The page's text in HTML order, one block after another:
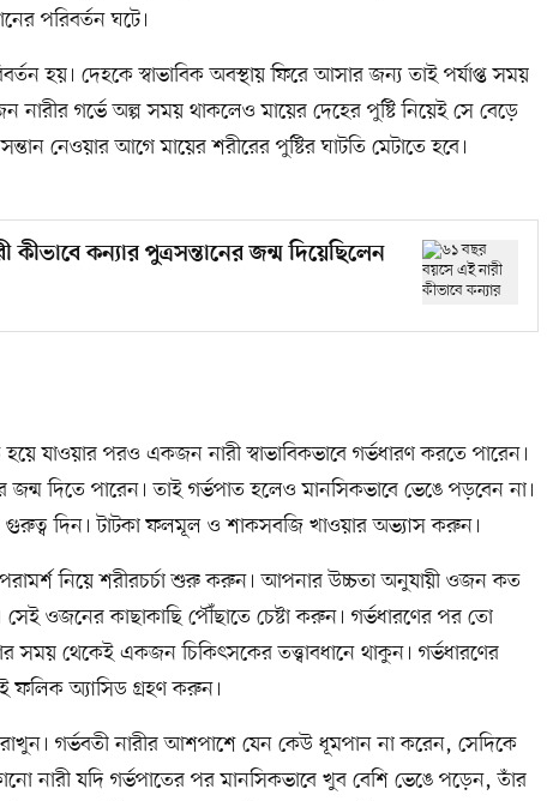
পরিবর্তন ঘটে।
হয়। দেহকে স্বাভাবিক অবস্থায় ফিরে আসার জন্য তাই পর্যাপ্ত সময়
নারীর গর্ভে অল্প সময় থাকলেও মায়ের দেহের পুষ্টি নিয়েই সে বেড়ে
নেওয়ার আগে মায়ের শরীরের পুষ্টির ঘাটতি মেটাতে হবে।
কন্যার পুত্রসন্তানের জন্ম দিয়েছিলেন
যাওয়ার পরও একজন নারী স্বাভাবিকভাবে গর্ভধারণ করতে পারেন।
জন্ম দিতে পারেন। তাই গর্ভপাত হলেও মানসিকভাবে ভেঙে পড়বেন না।
গুরুত্ব দিন। টাটকা ফলমূল ও শাকসবজি খাওয়ার অভ্যাস করুন।
নিয়ে শরীরচর্চা শুরু করুন। আপনার উচ্চতা অনুযায়ী ওজন কত
ওজনের কাছাকাছি পৌঁছাতে চেষ্টা করুন। গর্ভধারণের পর তো
সময় থেকেই একজন চিকিৎসকের তত্ত্বাবধানে থাকুন। গর্ভধারণের
ফলিক অ্যাসিড গ্রহণ করুন।
রাখুন। গর্ভবতী নারীর আশপাশে যেন কেউ ধূমপান না করেন, সেদিকে
নারী যদি গর্ভপাতের পর মানসিকভাবে খুব বেশি ভেঙে পড়েন, তাঁর